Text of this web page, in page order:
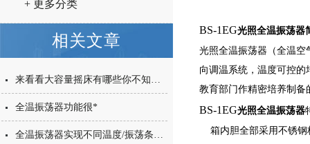
+ 更多分类
相关文章
来看看大容量摇床有哪些你不知道的小细节
全温振荡器功能很*
全温振荡器实现不同温度/振荡条件广泛应用
BS-1EG光照全温振荡器
光照全温振荡器（全温
向调温系统，温度可控
教育部门作精密培养制备
BS-1EG光照全温振荡器
箱内胆全部采用不锈钢